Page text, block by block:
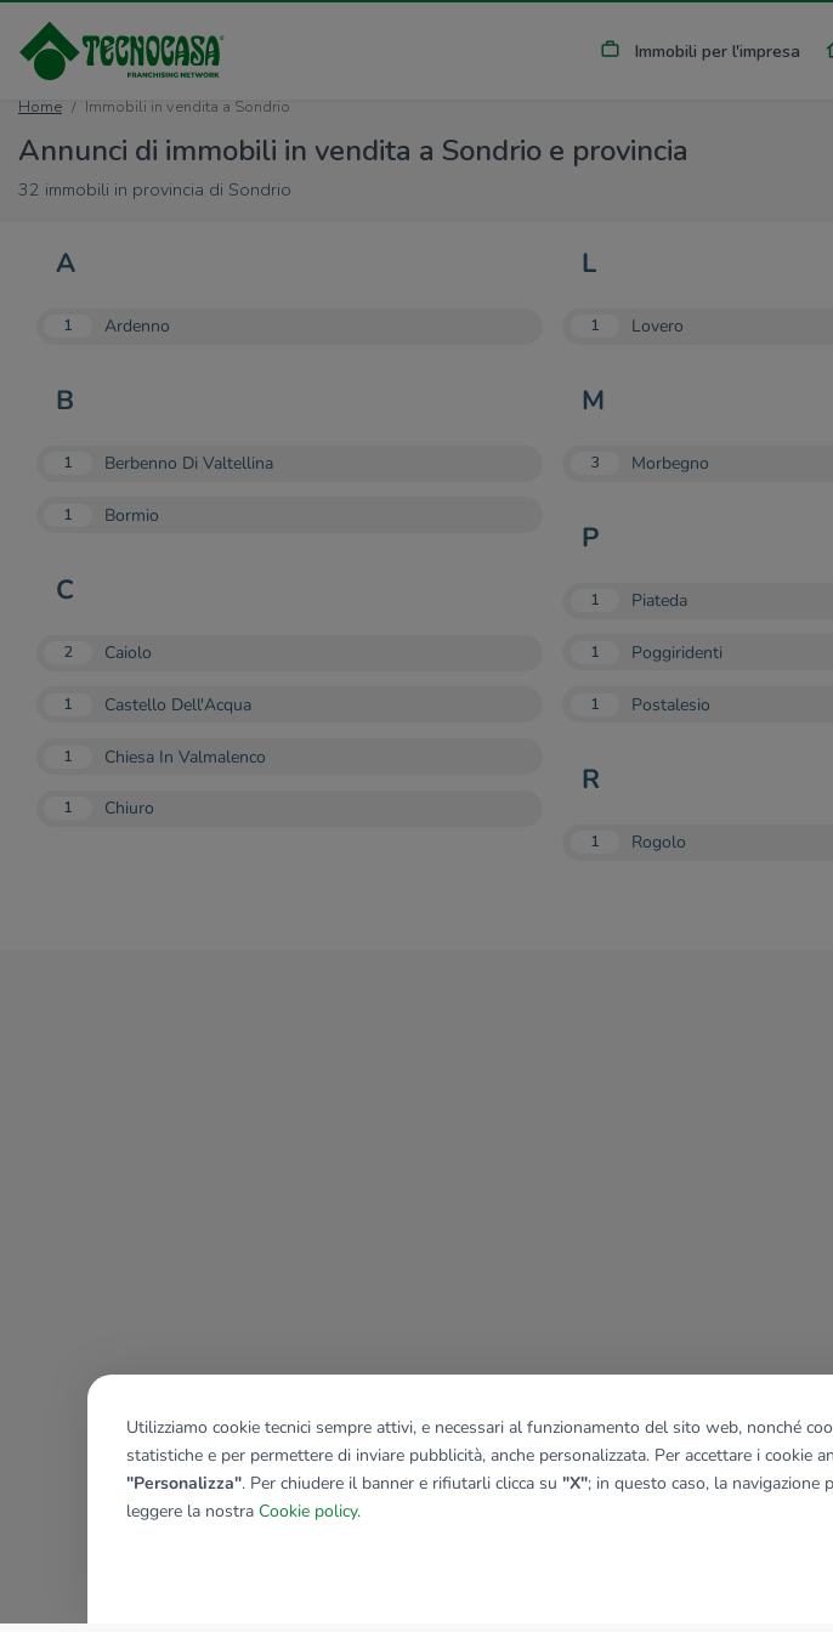
Immobili per l'impresa
Home Immobili in vendita a Sondrio
Annunci di immobili in vendita a Sondrio e provincia
32 immobili in provincia di Sondrio
A
1 Ardenno
B
1 Berbenno Di Valtellina
1 Bormio
C
2 Caiolo
1 Castello Dell'Acqua
1 Chiesa In Valmalenco
1 Chiuro
L
1 Lovero
M
3 Morbegno
P
1 Piateda
1 Poggiridenti
1 Postalesio
R
1 Rogolo
Utilizziamo cookie tecnici sempre attivi, e necessari al funzionamento del sito web, nonché
statistiche e per permettere di inviare pubblicità, anche personalizzata. Per accettare i cookie
"Personalizza". Per chiudere il banner e rifiutarli clicca su "X"; in questo caso, la navigazione
leggere la nostra Cookie policy.